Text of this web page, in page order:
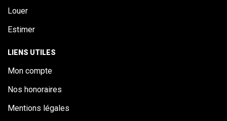
Louer
Estimer
LIENS UTILES
Mon compte
Nos honoraires
Mentions légales